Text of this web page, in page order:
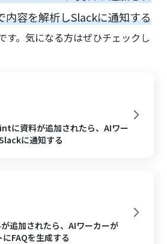
内容を解析しSlackに通知する
す。気になる方はぜひチェックし
に資料が追加されたら、AIワー
に通知する
追加されたら、AIワーカーが
FAQを生成する